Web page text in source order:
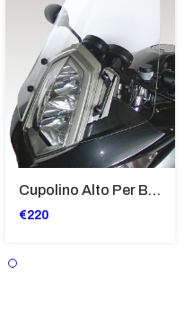
Cupolino Alto Per Bmw R 1200 St 2004 - 2007 TRASPARENTE - Sc950-T
€220